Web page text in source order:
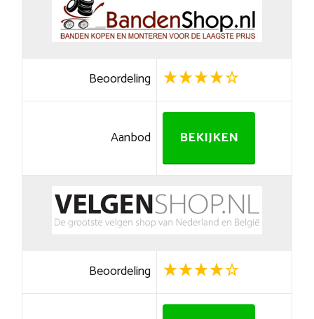
Beoordeling
Aanbod BEKIJKEN
Beoordeling